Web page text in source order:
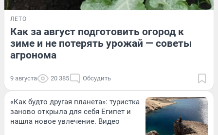
ЛЕТО
Как за август подготовить огород к
зиме и не потерять урожай — советы
агронома
9 августа 20 385 Обсудить
«Как будто другая планета»: туристка
заново открыла для себя Египет и
нашла новое увлечение. Видео